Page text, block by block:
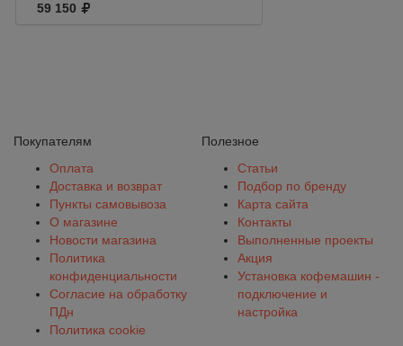
59 150
Покупателям
Оплата
Доставка и возврат
Пункты самовывоза
О магазине
Новости магазина
Политика
конфиденциальности
Согласие на обработку
ПДн
Политика cookie
Полезное
Статьи
Подбор по бренду
Карта сайта
Контакты
Выполненные проекты
Акция
Установка кофемашин -
подключение и
настройка